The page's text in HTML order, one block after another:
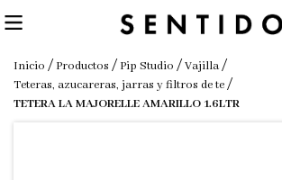
Inicio / Productos / Pip Studio /Vajilla/
Teteras, azucareras, jarras y filtros de te/
TETERA LA MAJORELLE AMARILLO 1.6LTR